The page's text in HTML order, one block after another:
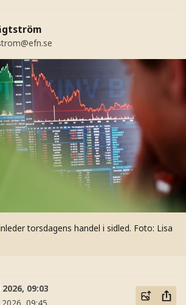
torsdagens handel i sidled. Foto: Lisa
09:03